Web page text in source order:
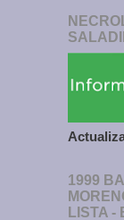
1999
LISTA -